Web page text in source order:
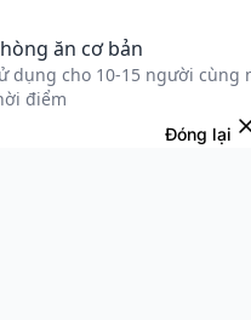
Đóng lại